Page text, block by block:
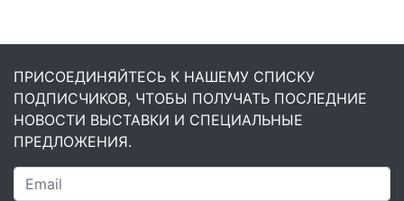
ПРИСОЕДИНЯЙТЕСЬ К НАШЕМУ СПИСКУ
ПОДПИСЧИКОВ, ЧТОБЫ ПОЛУЧАТЬ ПОСЛЕДНИЕ
НОВОСТИ ВЫСТАВКИ И СПЕЦИАЛЬНЫЕ
ПРЕДЛОЖЕНИЯ.